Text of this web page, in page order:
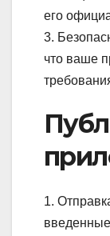
его
3.
что ваше
1.